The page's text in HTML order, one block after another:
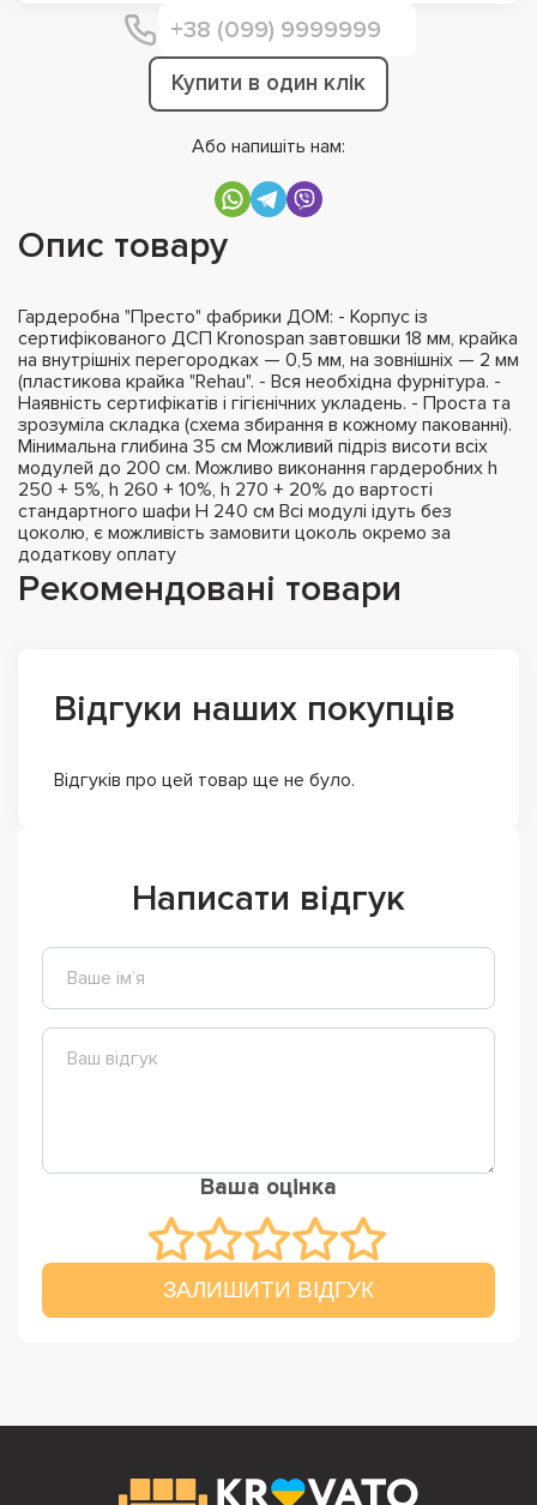
Купити в один клік
Або напишіть нам:
Опис товару
Гардеробна "Престо" фабрики ДОМ: - Корпус із
сертифікованого ДСП Kronospan завтовшки 18 мм, крайка
на внутрішніх перегородках — 0,5 мм, на зовнішніх — 2 мм
(пластикова крайка "Rehau". - Вся необхідна фурнітура. -
Наявність сертифікатів і гігієнічних укладень. - Проста та
зрозуміла складка (схема збирання в кожному пакованні).
Мінимальна глибина 35 см Можливий підріз висоти всіх
модулей до 200 см. Можливо виконання гардеробних h
250 + 5%, h 260 + 10%, h 270 + 20% до вартості
стандартного шафи H 240 см Всі модулі ідуть без
цоколю, є можливість замовити цоколь окремо за
додаткову оплату
Рекомендовані товари
Відгуки наших покупців
Відгуків про цей товар ще не було.
Написати відгук
Ваша оцінка
ЗАЛИШИТИ ВІДГУК